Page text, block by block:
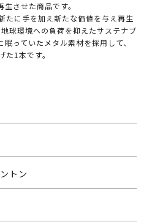
させた商品です。
たに手を加え新たな価値を与え再生
球環境への負荷を抑えたサステナブ
っていたメタル素材を採用して、
1本です。
トン